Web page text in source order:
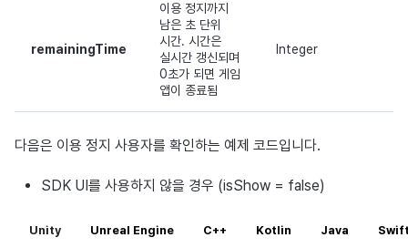
remainingTime
이용 정지까지
남은 초 단위
시간. 시간은
실시간 갱신되며
0초가 되면 게임
앱이 종료됨
Integer
다음은 이용 정지 사용자를 확인하는 예제 코드입니다.
SDK UI를 사용하지 않을 경우 (isShow = false)
Unity Unreal Engine C++ Kotlin Java